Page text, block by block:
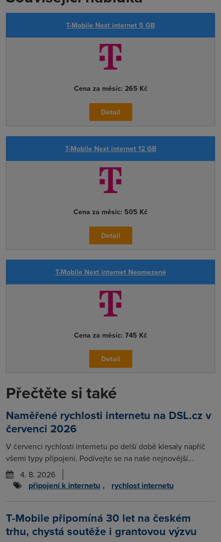
T-Mobile Next internet 5 GB
Cena za měsíc: 265 Kč
Detail
T-Mobile Next internet 12 GB
Cena za měsíc: 505 Kč
Detail
T-Mobile Next internet Neomezeně
Cena za měsíc: 745 Kč
Detail
Přečtěte si také
Naměřené rychlosti internetu na DSL.cz v
červenci 2026
V červenci rychlosti internetu po delší době klesaly napříč
všemi typy připojení. Podívejte se na naše nejnovější...
4. 8. 2026
připojení k internetu , rychlost internetu
T-Mobile připomíná 30 let na českém
trhu, chystá soutěže i grantovou výzvu